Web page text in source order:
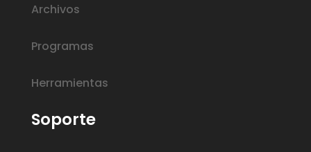
Archivos
Programas
Herramientas
Soporte